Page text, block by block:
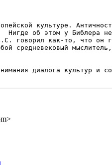
культуре.
Нигде об этом у Библера
говорил как-то, что он
средневековый
диалога культур и